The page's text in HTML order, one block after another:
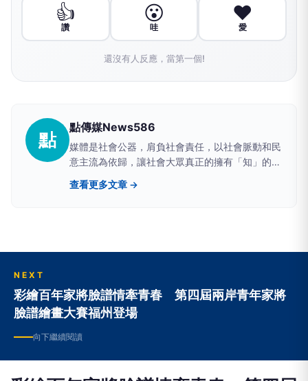
👍
讚
😮
哇
❤️
愛
還沒有人反應，當第一個!
點
點傳媒News586
媒體是社會公器，肩負社會責任，以社會脈動和民
意主流為依歸，讓社會大眾真正的擁有「知」的權
利。
查看更多文章 →
NEXT
彩繪百年家將臉譜情牽青春 第四屆兩岸青年家將
臉譜繪畫大賽福州登場
向下繼續閱讀